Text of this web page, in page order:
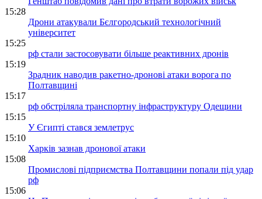
15:28
Дрони атакували Бєлгородський технологічний
університет
15:25
рф стали застосовувати більше реактивних дронів
15:19
Зрадник наводив ракетно-дронові атаки ворога по
Полтавщині
15:17
рф обстріляла транспортну інфраструктуру Одещини
15:15
У Єгипті стався землетрус
15:10
Харків зазнав дронової атаки
15:08
Промислові підприємства Полтавщини попали під удар
рф
15:06